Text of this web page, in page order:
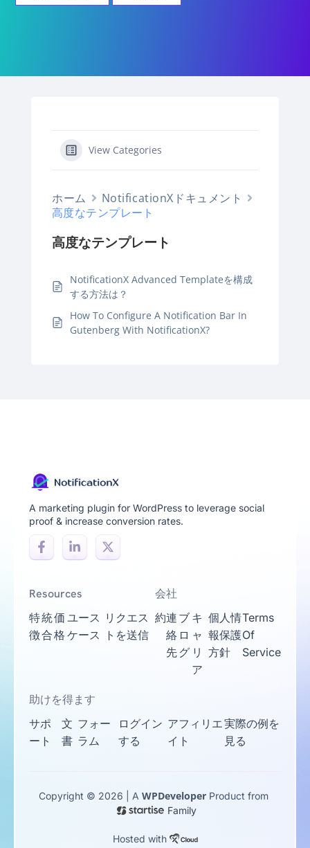
View Categories
ホーム
NotificationXドキュメント
高度なテンプレート
高度なテンプレート
NotificationX Advanced Templateを構成
する方法は？
How To Configure A Notification Bar In
Gutenberg With NotificationX?
A marketing plugin for WordPress to leverage social
proof & increase conversion rates.
Resources
特
徴
統
合
価
格
ユース
ケース
リクエス
トを送信
会社
約連
絡
先
ブ
ロ
グ
キ
ャ
リ
ア
個人情
報保護
方針
Terms
Of
Service
助けを得ます
サポ
ート
文
書
フォー
ラム
ログイン
する
アフィリエ
イト
実際の例を
見る
Copyright © 2026 | A WPDeveloper Product from
Family
Hosted with